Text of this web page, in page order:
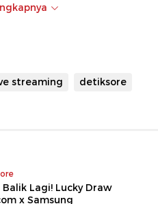
2024, hanya di detik
streaming
detiksore
Balik Lagi! Lucky Draw
x Samsung